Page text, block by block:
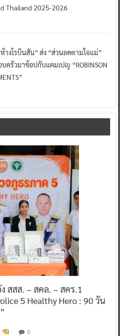
Thailand 2025-2026
างโรบินสัน” ส่ง “ส่วนลดตามใจแม่”
ครัวมาช้อปกับแคมเปญ “ROBINSON
สสส. – สคล. – สคร.1
5 Healthy Hero : 90 วัน
0